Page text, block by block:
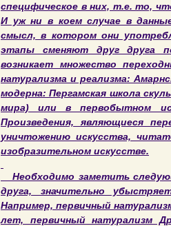
специфическое в них, т.е. то,
И уж ни в коем случае в
смысл, в котором они
этапы сменяют друг друга
возникает множество
натурализма и реализма:
модерна: Пергамская школа
мира) или в первобытном
Произведения, являющиеся
уничтожению искусства,
изобразительном искусстве.
Необходимо заметить
друга, значительно
Например, первичный
лет, первичный натурализм